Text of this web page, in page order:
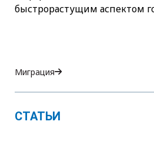
быстрорастущим аспектом
Миграция
СТАТЬИ